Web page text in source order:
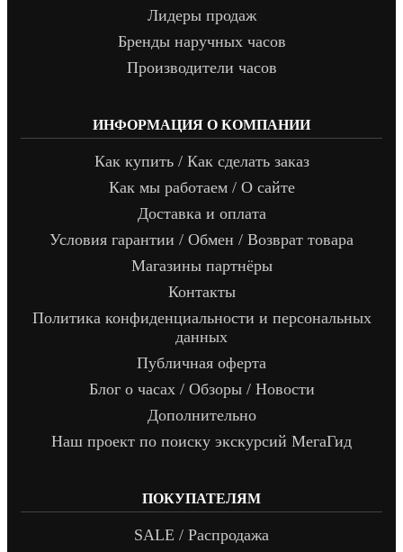
Лидеры продаж
Бренды наручных часов
Производители часов
ИНФОРМАЦИЯ О КОМПАНИИ
Как купить / Как сделать заказ
Как мы работаем / О сайте
Доставка и оплата
Условия гарантии / Обмен / Возврат товара
Магазины партнёры
Контакты
Политика конфиденциальности и персональных
данных
Публичная оферта
Блог о часах / Обзоры / Новости
Дополнительно
Наш проект по поиску экскурсий МегаГид
ПОКУПАТЕЛЯМ
SALE / Распродажа